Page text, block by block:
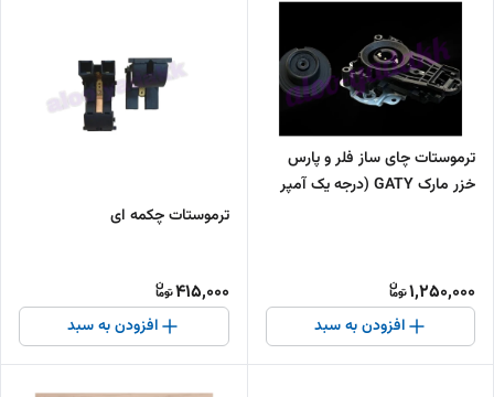
ترموستات چای ساز فلر و پارس
خزر مارک GATY (درجه یک آمپر
1,250,000
افزودن به سبد
ترموستات چکمه ای
415,000
افزودن به سبد